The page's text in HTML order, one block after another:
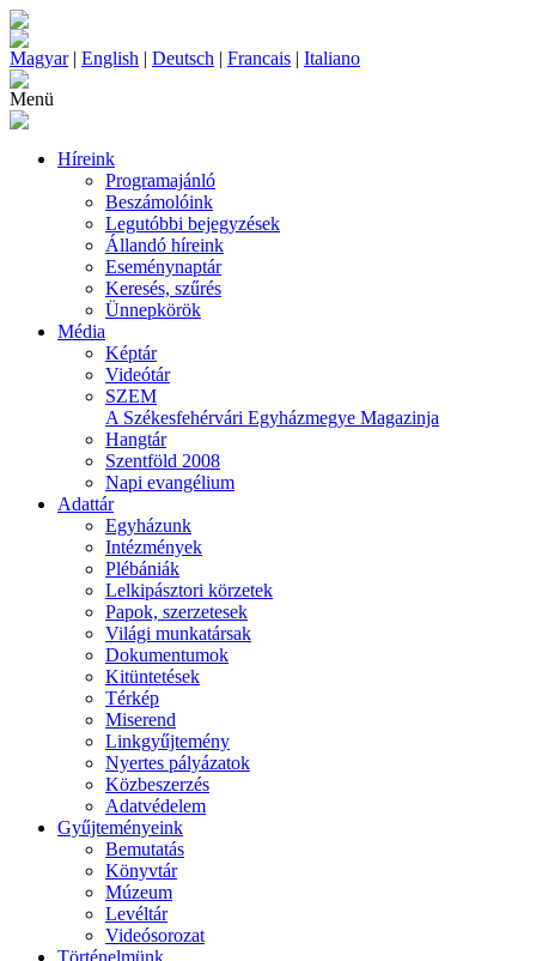
Magyar| English | Deutsch | Francais | Italiano
Menü
Híreink
Programajánló
Beszámolóink
Legutóbbi bejegyzések
Állandó híreink
Eseménynaptár
Keresés, szűrés
Ünnepkörök
Média
Képtár
Videótár
SZEM
A Székesfehérvári Egyházmegye Magazinja
Hangtár
Szentföld 2008
Napi evangélium
Adattár
Egyházunk
Intézmények
Plébániák
Lelkipásztori körzetek
Papok, szerzetesek
Világi munkatársak
Dokumentumok
Kitüntetések
Térkép
Miserend
Linkgyűjtemény
Nyertes pályázatok
Közbeszerzés
Adatvédelem
Gyűjteményeink
Bemutatás
Könyvtár
Múzeum
Levéltár
Videósorozat
Történelmünk